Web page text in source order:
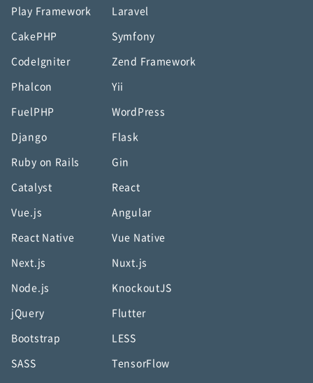
Play Framework Laravel
CakePHP Symfony
CodeIgniter Zend Framework
Phalcon Yii
FuelPHP WordPress
Django Flask
Ruby on Rails Gin
Catalyst React
Vue.js Angular
React Native Vue Native
Next.js Nuxt.js
Node.js KnockoutJS
jQuery Flutter
Bootstrap LESS
SASS TensorFlow